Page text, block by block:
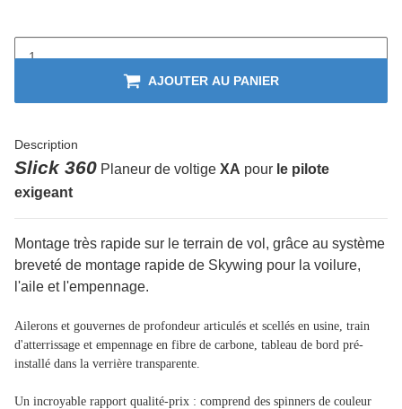
AJOUTER AU PANIER
Description
Slick 360 Planeur de voltige XA pour le pilote
exigeant
Montage très rapide sur le terrain de vol, grâce au système
breveté de montage rapide de Skywing pour la voilure,
l'aile et l'empennage.
Ailerons et gouvernes de profondeur articulés et scellés en usine, train
d'atterrissage et empennage en fibre de carbone, tableau de bord pré-
installé dans la verrière transparente.
Un incroyable rapport qualité-prix : comprend des spinners de couleur